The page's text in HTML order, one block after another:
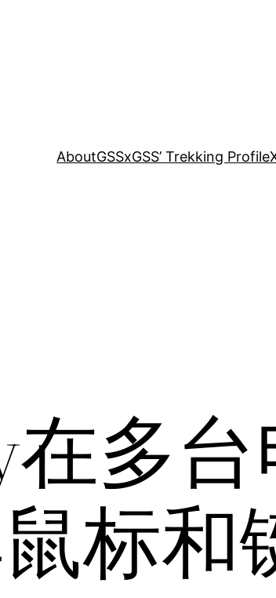
AboutGSSxGSS’ Trekking Profile
在多
标和